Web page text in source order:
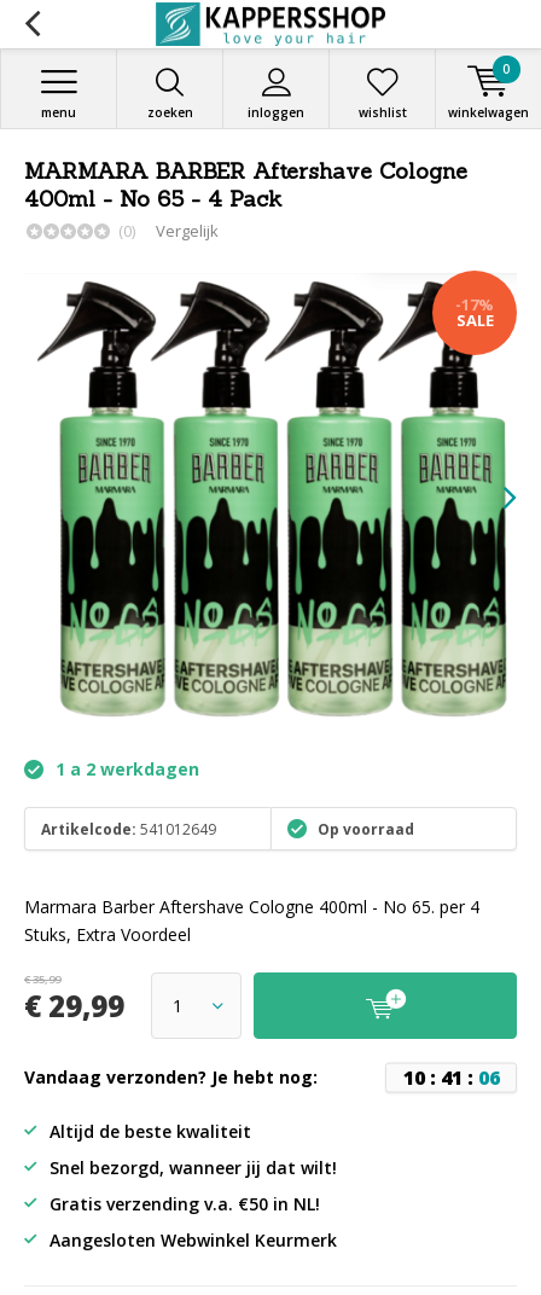
zoeken inloggen
menu wishlist winkelwagen
0
MARMARA BARBER Aftershave Cologne
400ml - No 65 - 4 Pack
(0) Vergelijk
-17%
SALE
1 a 2 werkdagen
Artikelcode: 541012649 Op voorraad
Marmara Barber Aftershave Cologne 400ml - No 65. per 4
Stuks, Extra Voordeel
€ 35,99
€ 29,99
Vandaag verzonden? Je hebt nog: 10: 41 : 06
Altijd de beste kwaliteit
Snel bezorgd, wanneer jij dat wilt!
Gratis verzending v.a. €50 in NL!
Aangesloten Webwinkel Keurmerk